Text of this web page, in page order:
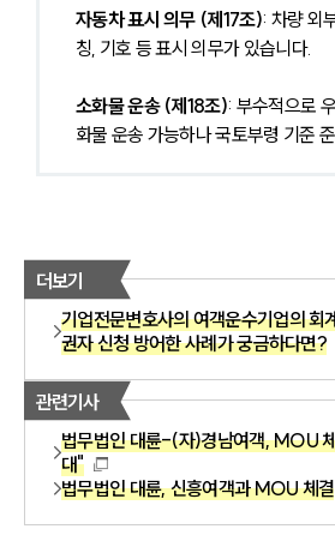
자동차 표시 의무 (제17조): 차량 외
칭, 기호 등 표시 의무가 있습니다.
소화물 운송 (제18조): 부수적으로
화물 운송 가능하나 국토부령 기준
더보기
기업전문변호사의 여객운수기업의 회
권자 신청 방어한 사례가 궁금하다면?
관련기사
법무법인 대륜-(자)경남여객, MOU
대"
법무법인 대륜, 신흥여객과 MOU 체결